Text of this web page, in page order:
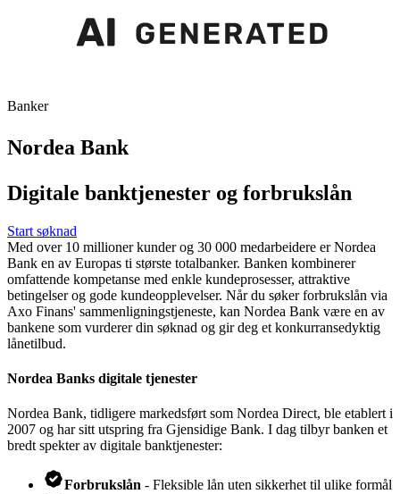
Banker
Nordea Bank
Digitale banktjenester og forbrukslån
Start søknad
Med over 10 millioner kunder og 30 000 medarbeidere er Nordea
Bank en av Europas ti største totalbanker. Banken kombinerer
omfattende kompetanse med enkle kundeprosesser, attraktive
betingelser og gode kundeopplevelser. Når du søker forbrukslån via
Axo Finans' sammenligningstjeneste, kan Nordea Bank være en av
bankene som vurderer din søknad og gir deg et konkurransedyktig
lånetilbud.
Nordea Banks digitale tjenester
Nordea Bank, tidligere markedsført som Nordea Direct, ble etablert i
2007 og har sitt utspring fra Gjensidige Bank. I dag tilbyr banken et
bredt spekter av digitale banktjenester:
Forbrukslån - Fleksible lån uten sikkerhet til ulike formål